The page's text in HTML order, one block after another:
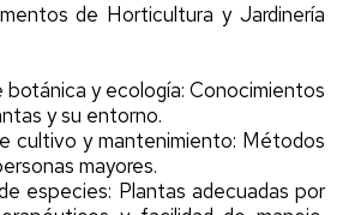
de Horticultura y Jardinería
botánica y ecología: Conocimientos
y su entorno.
cultivo y mantenimiento: Métodos
mayores.
especies: Plantas adecuadas por